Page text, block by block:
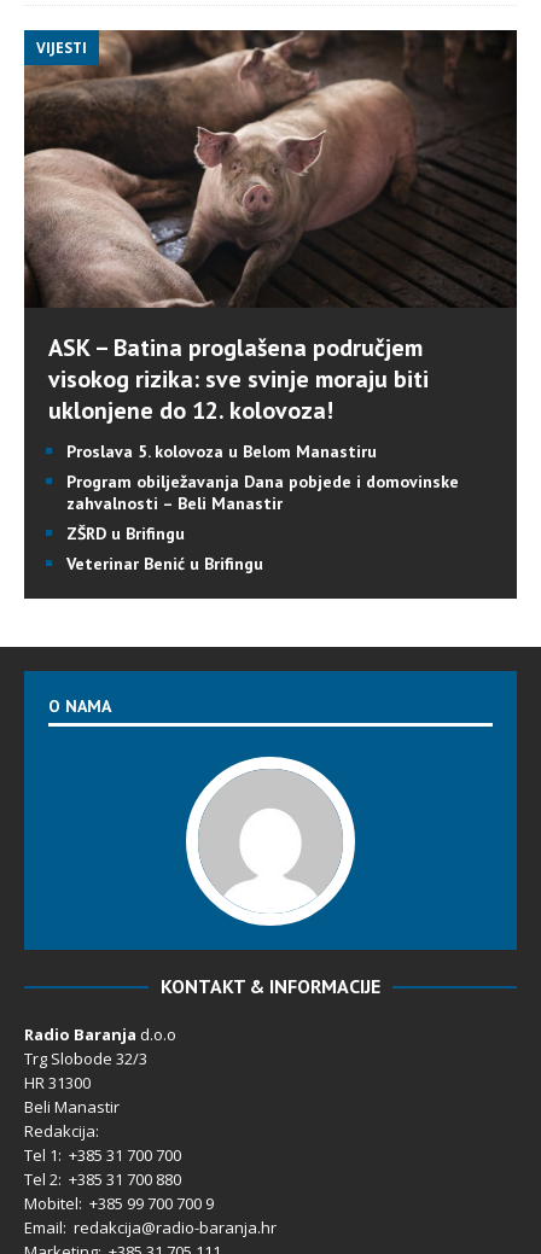
VIJESTI
ASK – Batina proglašena područjem
visokog rizika: sve svinje moraju biti
uklonjene do 12. kolovoza!
Proslava 5. kolovoza u Belom Manastiru
Program obilježavanja Dana pobjede i domovinske
zahvalnosti – Beli Manastir
ZŠRD u Brifingu
Veterinar Benić u Brifingu
O NAMA
KONTAKT & INFORMACIJE
Radio Baranja d.o.o
Trg Slobode 32/3
HR 31300
Beli Manastir
Redakcija:
Tel 1: +385 31 700 700
Tel 2: +385 31 700 880
Mobitel: +385 99 700 700 9
Email: redakcija@radio-baranja.hr